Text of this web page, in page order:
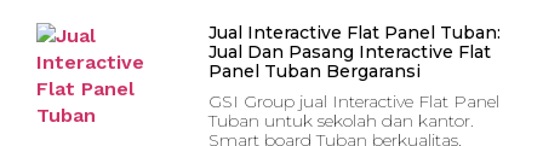
Jual Interactive Flat Panel Tuban:
Jual Dan Pasang Interactive Flat
Panel Tuban Bergaransi
GSI Group jual Interactive Flat Panel
Tuban untuk sekolah dan kantor.
Smart board Tuban berkualitas,